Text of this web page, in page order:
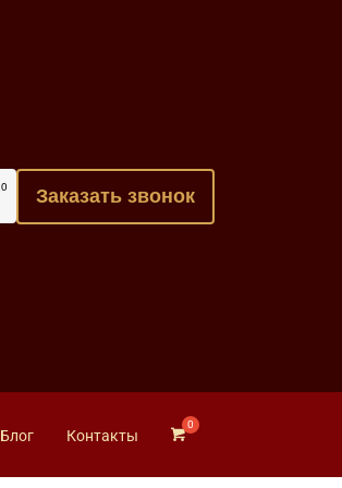
Заказать звонок
Блог Контакты